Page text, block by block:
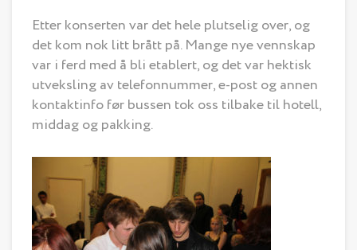
Etter konserten var det hele plutselig over, og
det kom nok litt brått på. Mange nye vennskap
var i ferd med å bli etablert, og det var hektisk
utveksling av telefonnummer, e-post og annen
kontaktinfo før bussen tok oss tilbake til hotell,
middag og pakking.